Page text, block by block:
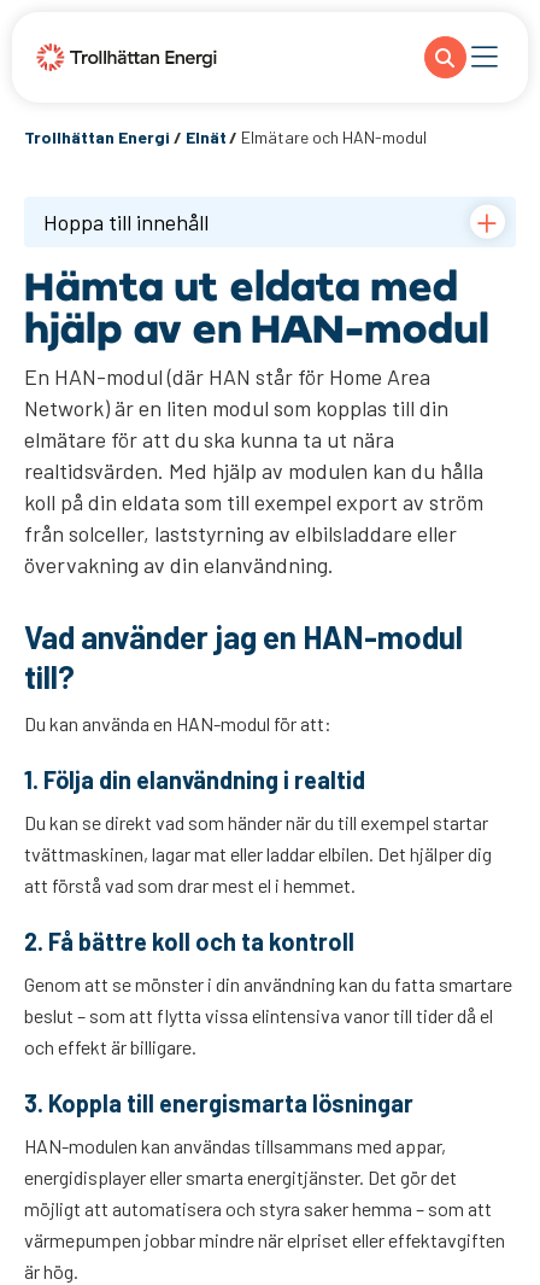
Trollhättan Energi / Elnät/ Elmätare och HAN-modul
Hämta ut eldata med
hjälp av en HAN-modul
En HAN-modul (där HAN står för Home Area
Network) är en liten modul som kopplas till din
elmätare för att du ska kunna ta ut nära
realtidsvärden. Med hjälp av modulen kan du hålla
koll på din eldata som till exempel export av ström
från solceller, laststyrning av ​elbilsladdare eller
övervakning av din elanvändning.
Vad använder jag en HAN-modul
till?
Du kan använda en HAN-modul för att:
1. Följa din elanvändning i realtid
Du kan se direkt vad som händer när du till exempel startar
tvättmaskinen, lagar mat eller laddar elbilen. Det hjälper dig
att förstå vad som drar mest el i hemmet.
2. Få bättre koll och ta kontroll
Genom att se mönster i din användning kan du fatta smartare
beslut – som att flytta vissa elintensiva vanor till tider då el
och effekt är billigare.
3. Koppla till energismarta lösningar
HAN-modulen kan användas tillsammans med appar,
energidisplayer eller smarta energitjänster. Det gör det
möjligt att automatisera och styra saker hemma – som att
värmepumpen jobbar mindre när elpriset eller effektavgiften
är hög.
Hoppa till innehåll